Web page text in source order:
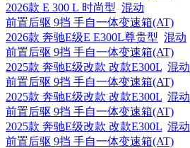
2026款 E 300 L 时尚型 混动
前置后驱 9挡 手自一体变速箱(AT)
2026款 奔驰E级E E300L尊贵型 混动
前置后驱 9挡 手自一体变速箱(AT)
2025款 奔驰E级改款 改款E300L 混动
前置后驱 9挡 手自一体变速箱(AT)
2025款 奔驰E级改款 改款E300L 混动
前置后驱 9挡 手自一体变速箱(AT)
2025款 奔驰E级改款 改款E300L 混动
前置后驱 9挡 手自一体变速箱(AT)